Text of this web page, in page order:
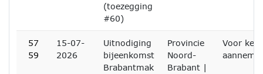
(toezegging
#60)
57
59
15-07-
2026
Uitnodiging
bijeenkomst
Brabantmak
Provincie
Noord-
Brabant |
Voor